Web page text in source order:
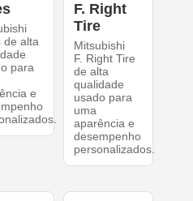
de alta
para
e
F. Right
Tire
Mitsubishi
F. Right Tire
de alta
qualidade
usado para
uma
aparência e
desempenho
personalizados.